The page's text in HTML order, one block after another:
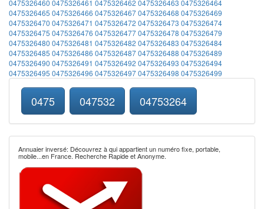
0475326460 0475326461 0475326462 0475326463 0475326464
0475326465 0475326466 04753264670475326468 0475326469
0475326470 0475326471 0475326472 0475326473 0475326474
0475326475 0475326476 04753264770475326478 0475326479
0475326480 0475326481 0475326482 0475326483 0475326484
0475326485 0475326486 04753264870475326488 0475326489
0475326490 0475326491 0475326492 0475326493 0475326494
0475326495 0475326496 04753264970475326498 0475326499
0475 047532 04753264
Annuaier inversé: Découvrez à qui appartient un numéro fixe, portable,
mobile...en France. Recherche Rapide et Anonyme.